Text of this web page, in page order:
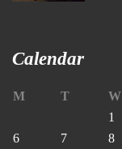
Calendar
M T W
1
6
7 8